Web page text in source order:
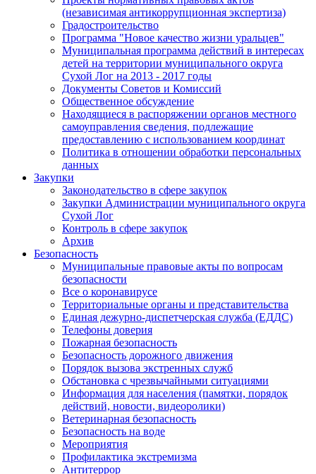
(независимая антикоррупционная экспертиза)
Градостроительство
Программа "Новое качество жизни уральцев"
Муниципальная программа действий в интересах
детей на территории муниципального округа
Сухой Лог на 2013 - 2017 годы
Документы Советов и Комиссий
Общественное обсуждение
Находящиеся в распоряжении органов местного
самоуправления сведения, подлежащие
предоставлению с использованием координат
Политика в отношении обработки персональных
данных
Закупки
Законодательство в сфере закупок
Закупки Администрации муниципального округа
Сухой Лог
Контроль в сфере закупок
Архив
Безопасность
Муниципальные правовые акты по вопросам
безопасности
Все о коронавирусе
Территориальные органы и представительства
Единая дежурно-диспетчерская служба (ЕДДС)
Телефоны доверия
Пожарная безопасность
Безопасность дорожного движения
Порядок вызова экстренных служб
Обстановка с чрезвычайными ситуациями
Информация для населения (памятки, порядок
действий, новости, видеоролики)
Ветеринарная безопасность
Безопасность на воде
Мероприятия
Профилактика экстремизма
Антитеррор